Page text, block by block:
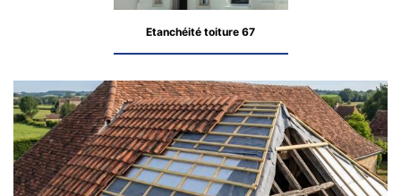
Etanchéité toiture 67